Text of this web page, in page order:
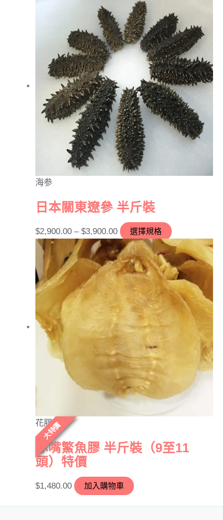
海参
日本關東遼參 半斤裝
$2,900.00 – $3,900.00 選擇規格
大特價
花膠
赤嘴鰵魚膠 半斤裝（9至11
頭）特價
$1,480.00 加入購物車